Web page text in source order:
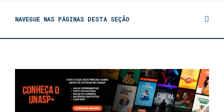
NAVEGUE NAS PÁGINAS DESTA SEÇÃO